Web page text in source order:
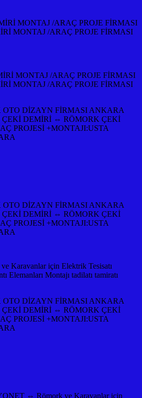
MONTAJ /ARAÇ PROJE FİRMASI
MONTAJ /ARAÇ PROJE FİRMASI
MONTAJ /ARAÇ PROJE FİRMASI
MONTAJ /ARAÇ PROJE FİRMASI
OTO DİZAYN FİRMASI ANKARA
DEMİRİ ⇔ RÖMORK ÇEKİ
PROJESİ +MONTAJI:USTA
OTO DİZAYN FİRMASI ANKARA
DEMİRİ ⇔ RÖMORK ÇEKİ
PROJESİ +MONTAJI:USTA
Karavanlar için Elektrik Tesisatı
Elemanları Montajı tadilatı tamiratı
OTO DİZAYN FİRMASI ANKARA
DEMİRİ ⇔ RÖMORK ÇEKİ
PROJESİ +MONTAJI:USTA
⇔ Römork ve Karavanlar için